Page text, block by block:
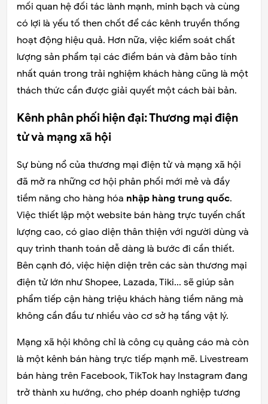
mối quan hệ đối tác lành mạnh, minh bạch và cùng
có lợi là yếu tố then chốt để các kênh truyền thống
hoạt động hiệu quả. Hơn nữa, việc kiểm soát chất
lượng sản phẩm tại các điểm bán và đảm bảo tính
nhất quán trong trải nghiệm khách hàng cũng là một
thách thức cần được giải quyết một cách bài bản.
Kênh phân phối hiện đại: Thương mại điện
tử và mạng xã hội
Sự bùng nổ của thương mại điện tử và mạng xã hội
đã mở ra những cơ hội phân phối mới mẻ và đầy
tiềm năng cho hàng hóa nhập hàng trung quốc.
Việc thiết lập một website bán hàng trực tuyến chất
lượng cao, có giao diện thân thiện với người dùng và
quy trình thanh toán dễ dàng là bước đi cần thiết.
Bên cạnh đó, việc hiện diện trên các sàn thương mại
điện tử lớn như Shopee, Lazada, Tiki... sẽ giúp sản
phẩm tiếp cận hàng triệu khách hàng tiềm năng mà
không cần đầu tư nhiều vào cơ sở hạ tầng vật lý.
Mạng xã hội không chỉ là công cụ quảng cáo mà còn
là một kênh bán hàng trực tiếp mạnh mẽ. Livestream
bán hàng trên Facebook, TikTok hay Instagram đang
trở thành xu hướng, cho phép doanh nghiệp tương